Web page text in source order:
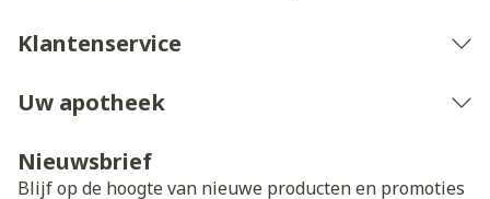
Klantenservice
Uw apotheek
Nieuwsbrief
Blijf op de hoogte van nieuwe producten en promoties